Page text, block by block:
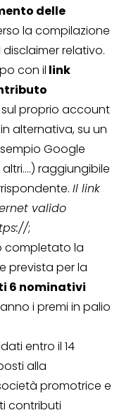
delle
la compilazione
relativo.
con il link
proprio account
alternativa, su un
Google
raggiungibile
Il link
valido
;
completato la
prevista per la
6 nominativi
i premi in palio
entro il 14
alla
promotrice e
contributi